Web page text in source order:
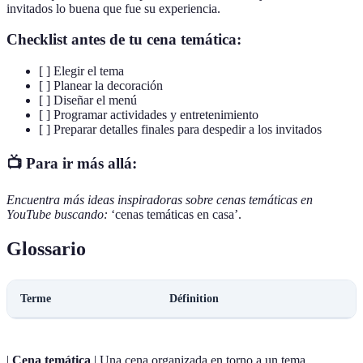
invitados lo buena que fue su experiencia.
Checklist antes de tu cena temática:
[ ] Elegir el tema
[ ] Planear la decoración
[ ] Diseñar el menú
[ ] Programar actividades y entretenimiento
[ ] Preparar detalles finales para despedir a los invitados
📺 Para ir más allá:
Encuentra más ideas inspiradoras sobre cenas temáticas en
YouTube buscando: ‘cenas temáticas en casa’.
Glossario
Terme Définition